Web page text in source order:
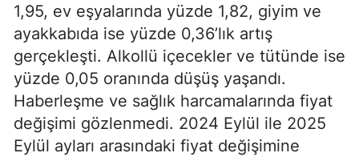
1,95, ev eşyalarında yüzde 1,82, giyim ve
ayakkabıda ise yüzde 0,36’lık artış
gerçekleşti. Alkollü içecekler ve tütünde ise
yüzde 0,05 oranında düşüş yaşandı.
Haberleşme ve sağlık harcamalarında fiyat
değişimi gözlenmedi. 2024 Eylül ile 2025
Eylül ayları arasındaki fiyat değişimine